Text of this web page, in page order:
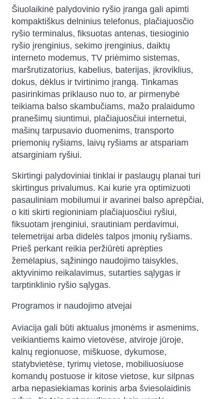
Šiuolaikinė palydovinio ryšio įranga gali apimti
kompaktiškus delninius telefonus, plačiajuosčio
ryšio terminalus, fiksuotas antenas, tiesioginio
ryšio įrenginius, sekimo įrenginius, daiktų
interneto modemus, TV priėmimo sistemas,
maršrutizatorius, kabelius, baterijas, įkroviklius,
dokus, dėklus ir tvirtinimo įrangą. Tinkamas
pasirinkimas priklauso nuo to, ar pirmenybė
teikiama balso skambučiams, mažo pralaidumo
pranešimų siuntimui, plačiajuosčiui internetui,
mašinų tarpusavio duomenims, transporto
priemonių ryšiams, laivų ryšiams ar atspariam
atsarginiam ryšiui.
Skirtingi palydoviniai tinklai ir paslaugų planai turi
skirtingus privalumus. Kai kurie yra optimizuoti
pasauliniam mobilumui ir avarinei balso aprėpčiai,
o kiti skirti regioniniam plačiajuosčiui ryšiui,
fiksuotam įrenginiui, srautiniam perdavimui,
telemetrijai arba didelės talpos įmonių ryšiams.
Prieš perkant reikia peržiūrėti aprėpties
žemėlapius, sąžiningo naudojimo taisykles,
aktyvinimo reikalavimus, sutarties sąlygas ir
tarptinklinio ryšio sąlygas.
Programos ir naudojimo atvejai
Aviacija gali būti aktualus įmonėms ir asmenims,
veikiantiems kaimo vietovėse, atviroje jūroje,
kalnų regionuose, miškuose, dykumose,
statybvietėse, tyrimų vietose, mobiliuosiuose
komandų postuose ir kitose vietose, kur silpnas
arba nepasiekiamas korinis arba šviesolaidinis